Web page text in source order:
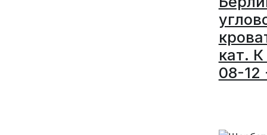
кат.
08-12